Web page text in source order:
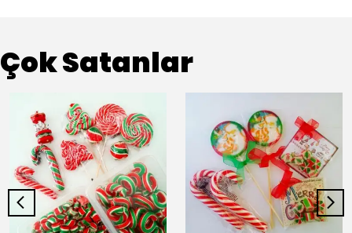
Çok Satanlar